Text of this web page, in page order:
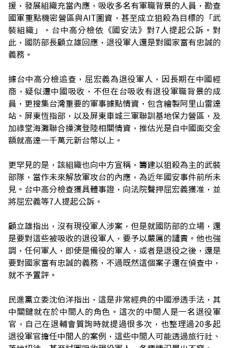
援，發展組織充當內應，吸收多名有軍職背景的人員，勘查
國軍重點機密營區與AIT圖資，甚至成立狙殺為目標的「武
裝組織」。台中高分檢依《國安法》對7人提起公訴。對
此，國防部長顧立雄回應，退役軍人還是對國家富有忠誠的
義務。
據台中高分檢追查，屈宏義為退役軍人，因長期在中國經
商，疑似遭中國吸收，不但在台吸收有退役軍職背景的成
員，更搜集台灣重要的軍事據點情資，包含繪製阿里山雷達
站、屏東恆指部，以及屏東車城三軍聯訓基地保力營區，及
加祿堂海灘聯合操演登陸相關情資，推估光是自中國面交金
額就高達一千萬元新台幣以上。
更罕見的是，該組織也向中方宣稱，籌建以狙殺為主的武裝
部隊，當作未來解放軍攻台的內應，為近年國安事件前所未
見。台中高分檢查獲具體事證，向法院聲押屈宏義獲准，並
將屈宏義等7人提起公訴。
顧立雄指出，沒有現役軍人涉案，但是就國防部的立場，還
是要對這些被吸收的退役軍人，要予以嚴厲的譴責。他也強
調，任何軍人，即使是備役的軍人，或者是退役之後，還是
要對國家富有忠誠的義務，不過既然這個案子還在偵查中，
就不予置評。
民進黨立委沈伯洋指出，這是非常經典的中國滲透手法，其
中關鍵就在於中間人的角色。這次的中間人是一名退役軍
官，自己在退輔會質詢時就提過很多次，也整理過20多起
退役軍官擔任中間人的案例，這些中間人可能透過旅行社、